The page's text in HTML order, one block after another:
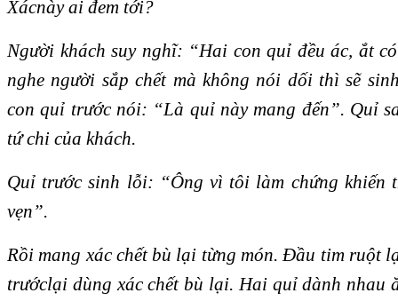
Xácnày ai đem tới?
Người khách suy nghĩ: “Hai con quỉ đều ác, ắt
nghe người sắp chết mà không nói dối thì sẽ
con quỉ trước nói: “Là quỉ này mang đến”. Quỉ
tứ chi của khách.
Quỉ trước sinh lỗi: “Ông vì tôi làm chứng khiến
vẹn”.
Rồi mang xác chết bù lại từng món. Đầu tim ruột
trướclại dùng xác chết bù lại. Hai quỉ dành nhau